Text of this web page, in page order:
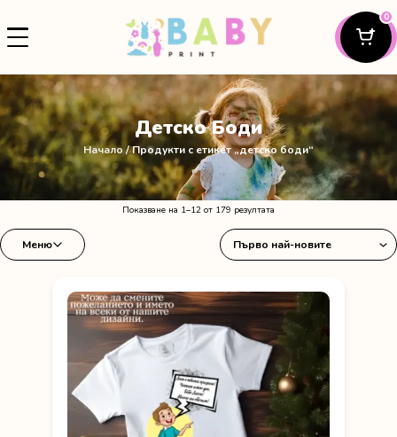
0
Детско Боди
Начало / Продукти с етикет „детско боди“
Показване на 1–12 от 179 резултата
by
latest
Меню